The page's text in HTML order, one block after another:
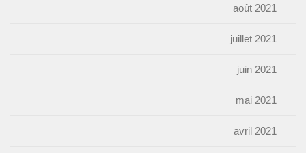
août 2021
juillet 2021
juin 2021
mai 2021
avril 2021